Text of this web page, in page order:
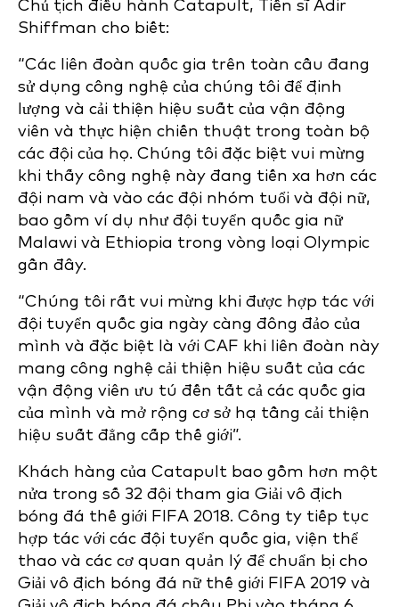
Chủ tịch điều hành Catapult, Tiến sĩ Adir
Shiffman cho biết:
“Các liên đoàn quốc gia trên toàn cầu đang
sử dụng công nghệ của chúng tôi để định
lượng và cải thiện hiệu suất của vận động
viên và thực hiện chiến thuật trong toàn bộ
các đội của họ. Chúng tôi đặc biệt vui mừng
khi thấy công nghệ này đang tiến xa hơn các
đội nam và vào các đội nhóm tuổi và đội nữ,
bao gồm ví dụ như đội tuyển quốc gia nữ
Malawi và Ethiopia trong vòng loại Olympic
gần đây.
“Chúng tôi rất vui mừng khi được hợp tác với
đội tuyển quốc gia ngày càng đông đảo của
mình và đặc biệt là với CAF khi liên đoàn này
mang công nghệ cải thiện hiệu suất của các
vận động viên ưu tú đến tất cả các quốc gia
của mình và mở rộng cơ sở hạ tầng cải thiện
hiệu suất đẳng cấp thế giới”.
Khách hàng của Catapult bao gồm hơn một
nửa trong số 32 đội tham gia Giải vô địch
bóng đá thế giới FIFA 2018. Công ty tiếp tục
hợp tác với các đội tuyển quốc gia, viện thể
thao và các cơ quan quản lý để chuẩn bị cho
Giải vô địch bóng đá nữ thế giới FIFA 2019 và